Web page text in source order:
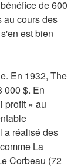
de 600
au cours des
est bien
En 1932, The
000 $. En
profit » au
a réalisé des
La
Corbeau (72